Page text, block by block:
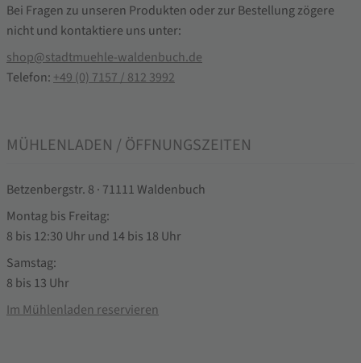
Bei Fragen zu unseren Produkten oder zur Bestellung zögere
nicht und kontaktiere uns unter:
shop@stadtmuehle-waldenbuch.de
Telefon: +49 (0) 7157 / 812 3992
MÜHLENLADEN / ÖFFNUNGSZEITEN
Betzenbergstr. 8 · 71111 Waldenbuch
Montag bis Freitag:
8 bis 12:30 Uhr und 14 bis 18 Uhr
Samstag:
8 bis 13 Uhr
Im Mühlenladen reservieren